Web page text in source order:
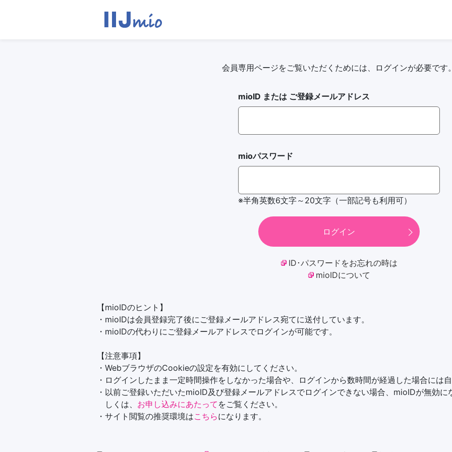
会員専用ページをご覧いただくためには、 ログインが必要です
mioID または ご登録メールアドレス
mioパスワード
※半角英数6文字～20文字（一部記号も利用可）
ログイン
ID･パスワードをお忘れの時は
mioIDについて
【mioIDのヒント】
・mioIDは会員登録完了後にご登録メールアドレス宛てに送付しています。
・mioIDの代わりにご登録メールアドレスでログインが可能です。
【注意事項】
・WebブラウザのCookieの設定を有効にしてください。
・ログインしたまま一定時間操作をしなかった場合や、ログインから数時間が経過した場合には
・以前ご登録いただいたmioID及び登録メールアドレスでログインできない場合、mioIDが無効
しくは、 お申し込みにあたって をご覧ください。
・サイト閲覧の推奨環境はこちらになります。